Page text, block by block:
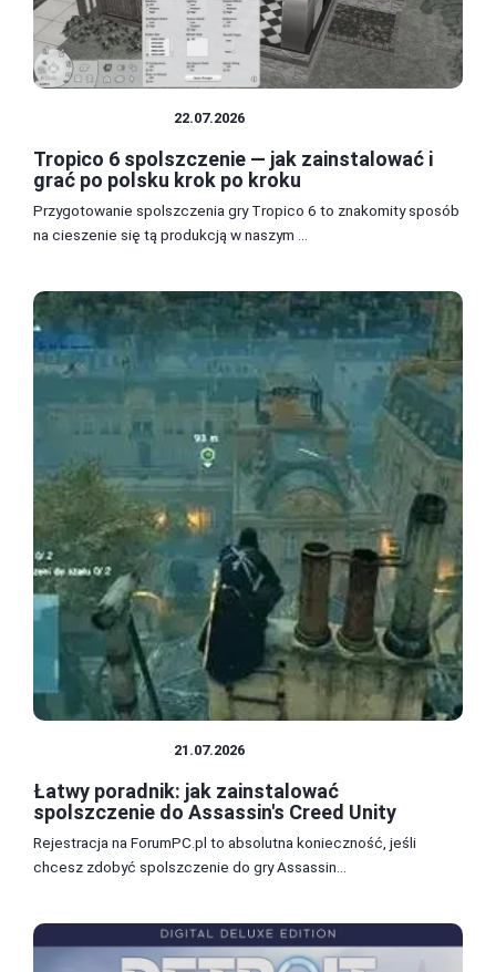
22.07.2026
Tropico 6 spolszczenie — jak zainstalować i
grać po polsku krok po kroku
Przygotowanie spolszczenia gry Tropico 6 to znakomity sposób
na cieszenie się tą produkcją w naszym ...
21.07.2026
Łatwy poradnik: jak zainstalować
spolszczenie do Assassin's Creed Unity
Rejestracja na ForumPC.pl to absolutna konieczność, jeśli
chcesz zdobyć spolszczenie do gry Assassin...